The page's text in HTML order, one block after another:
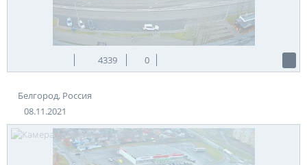
4339 0
Белгород, Россия
08.11.2021